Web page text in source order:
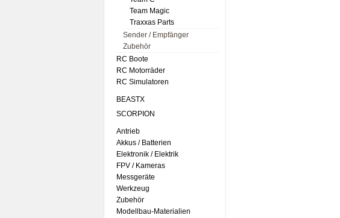
Team Magic
Traxxas Parts
Sender / Empfänger
Zubehör
RC Boote
RC Motorräder
RC Simulatoren
BEASTX
SCORPION
Antrieb
Akkus / Batterien
Elektronik / Elektrik
FPV / Kameras
Messgeräte
Werkzeug
Zubehör
Modellbau-Materialien